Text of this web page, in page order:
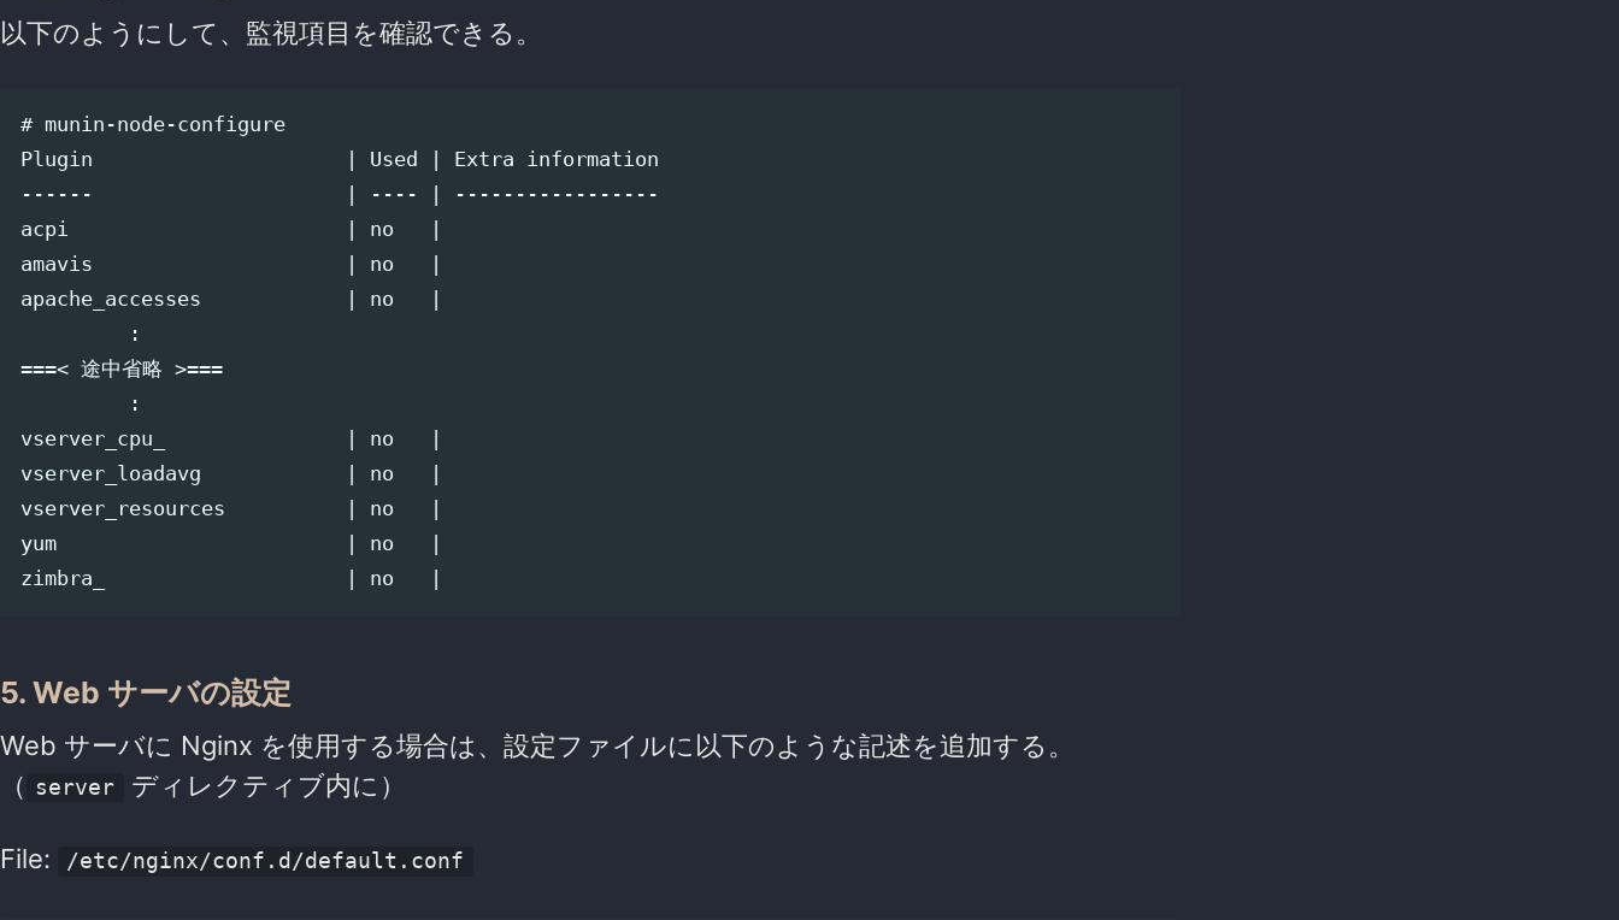
以下のようにして、監視項目を確認できる。
# munin-node-configure
Plugin                     | Used | Extra information
------                     | ---- | -----------------
acpi                       | no   |
amavis                     | no   |
apache_accesses            | no   |
         :
===< 途中省略 >===
         :
vserver_cpu_               | no   |
vserver_loadavg            | no   |
vserver_resources          | no   |
yum                        | no   |
5. Web サーバの設定
Web サーバに Nginx を使用する場合は、設定ファイルに以下のような記述を追加する。
（ server ディレクティブ内に）
File: /etc/nginx/conf.d/default.conf